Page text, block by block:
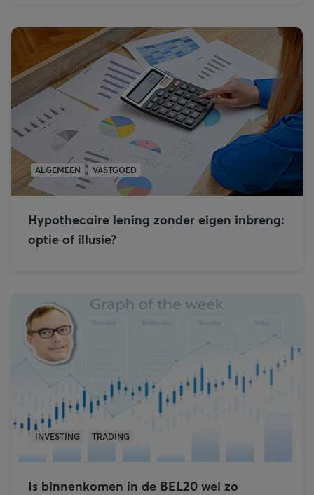
ALGEMEEN VASTGOED
Hypothecaire lening zonder eigen inbreng:
optie of illusie?
INVESTING TRADING
Is binnenkomen in de BEL20 wel zo